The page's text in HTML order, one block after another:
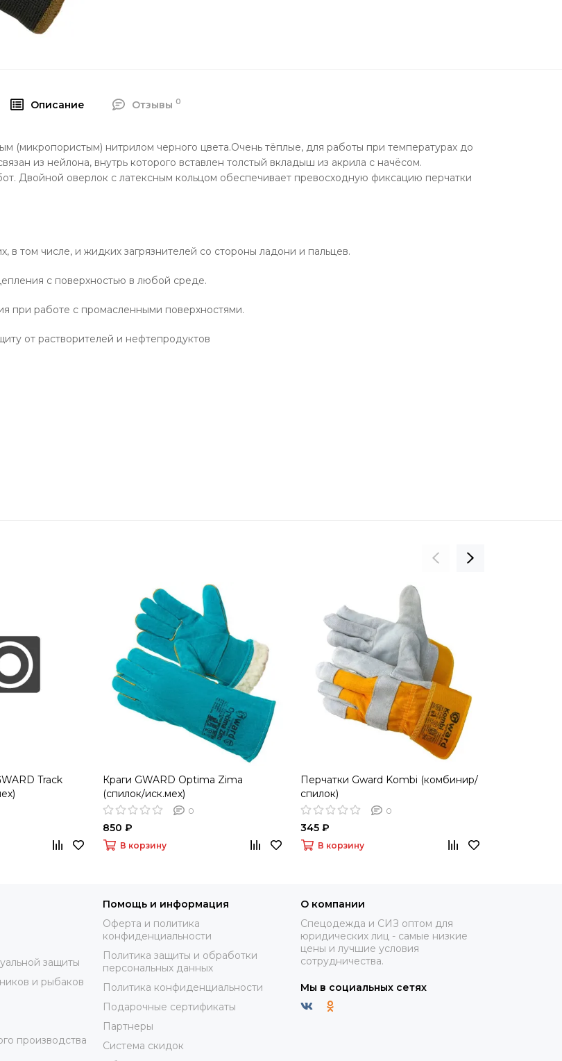
Описание Отзывы 0
(микропористым) нитрилом черного цвета.Очень тёплые, для работы при температурах до
из нейлона, внутрь которого вставлен толстый вкладыш из акрила с начёсом.
Двойной оверлок с латексным кольцом обеспечивает превосходную фиксацию перчатки
том числе, и жидких загрязнителей со стороны ладони и пальцев.
с поверхностью в любой среде.
при работе с промасленными поверхностями.
от растворителей и нефтепродуктов
Track
Краги GWARD Optima Zima
(спилок/иск.мех)
0
850 ₽
В корзину
Перчатки Gward Kombi (комбинир/
спилок)
0
345 ₽
В корзину
защиты
и рыбаков
производства
Помощь и информация
Оферта и политика
конфиденциальности
Политика защиты и обработки
персональных данных
Политика конфиденциальности
Подарочные сертификаты
Партнеры
Система скидок
О компании
Спецодежда и СИЗ оптом для
юридических лиц - самые низкие
цены и лучшие условия
сотрудничества.
Мы в социальных сетях